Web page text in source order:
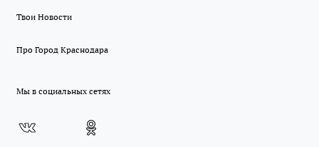
Твои Новости
Про Город Краснодара
Мы в социальных сетях